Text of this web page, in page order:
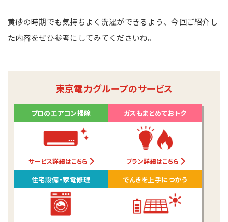
黄砂の時期でも気持ちよく洗濯ができるよう、今回ご紹介し
た内容をぜひ参考にしてみてくださいね。
東京電力グループのサービス
プロのエアコン掃除
サービス詳細はこちら
ガスもまとめておトク
プラン詳細はこちら
住宅設備・家電修理 でんきを上手につかう